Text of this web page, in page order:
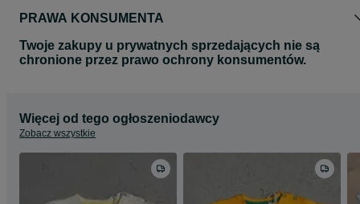
PRAWA KONSUMENTA
Twoje zakupy u prywatnych sprzedających nie są
chronione przez prawo ochrony konsumentów.
Więcej od tego ogłoszeniodawcy
Zobacz wszystkie